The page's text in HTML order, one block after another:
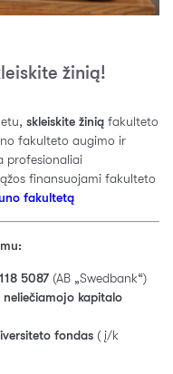
žinią!
skleiskite žinią fakulteto
fakulteto augimo ir
profesionaliai
finansuojami fakulteto
fakultetą
5087(AB „Swedbank“)
kapitalo
fondas ( į/k